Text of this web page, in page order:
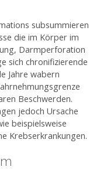
subsummieren
die im Körper im
Darmperforation
sich chronifizierende
Jahre wabern
Beschwerden.
jedoch Ursache
beispielsweise
Krebserkrankungen.